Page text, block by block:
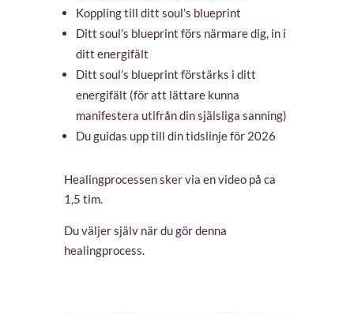
Koppling till ditt soul’s blueprint
Ditt soul’s blueprint förs närmare dig, in i
ditt energifält
Ditt soul’s blueprint förstärks i ditt
energifält (för att lättare kunna
manifestera utifrån din själsliga sanning)
Du guidas upp till din tidslinje för 2026
Healingprocessen sker via en video på ca
1,5 tim.
Du väljer själv när du gör denna
healingprocess.